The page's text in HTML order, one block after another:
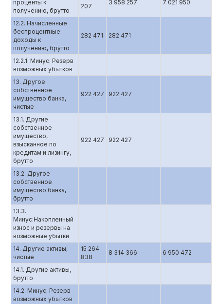
проценты к
получению, брутто
207
3 958 257 7 021 950
12.2. Начисленные
беспроцентные
доходы к
получению, брутто
282 471 282 471
12.2.1. Минус: Резерв
возможных убытков
13. Другое
собственное
имущество банка,
чистые
922 427 922 427
13.1. Другие
собственное
имущество,
взысканное по
кредитам и лизингу,
брутто
922 427 922 427
13.2. Другое
собственное
имущество банка,
брутто
13.3.
Минус:Накопленный
износ и резервы на
возможные убытки
14. Другие активы,
чистые
15 264
838
8 314 366 6 950 472
14.1. Другие активы,
брутто
14.2. Минус: Резерв
возможных убытков